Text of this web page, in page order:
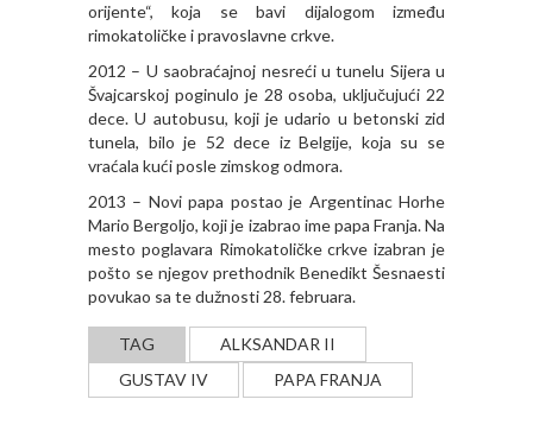
orijente“, koja se bavi dijalogom između
rimokatoličke i pravoslavne crkve.
2012 – U saobraćajnoj nesreći u tunelu Sijera u
Švajcarskoj poginulo je 28 osoba, uključujući 22
dece. U autobusu, koji je udario u betonski zid
tunela, bilo je 52 dece iz Belgije, koja su se
vraćala kući posle zimskog odmora.
2013 – Novi papa postao je Argentinac Horhe
Mario Bergoljo, koji je izabrao ime papa Franja. Na
mesto poglavara Rimokatoličke crkve izabran je
pošto se njegov prethodnik Benedikt Šesnaesti
povukao sa te dužnosti 28. februara.
TAG
ALKSANDAR II
GUSTAV IV
PAPA FRANJA